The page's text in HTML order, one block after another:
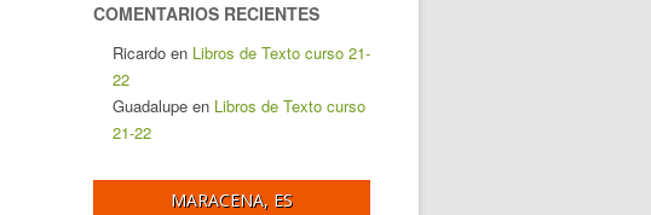
COMENTARIOS RECIENTES
Ricardoen Libros de Texto curso 21-
22
Guadalupeen Libros de Texto curso
21-22
MARACENA, ES